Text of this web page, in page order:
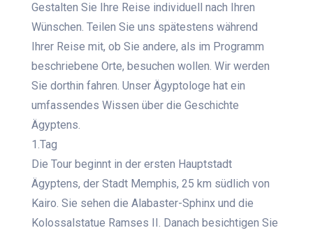
Gestalten Sie Ihre Reise individuell nach Ihren
Wünschen. Teilen Sie uns spätestens während
Ihrer Reise mit, ob Sie andere, als im Programm
beschriebene Orte, besuchen wollen. Wir werden
Sie dorthin fahren. Unser Ägyptologe hat ein
umfassendes Wissen über die Geschichte
Ägyptens.
1.Tag
Die Tour beginnt in der ersten Hauptstadt
Ägyptens, der Stadt Memphis, 25 km südlich von
Kairo. Sie sehen die Alabaster-Sphinx und die
Kolossalstatue Ramses II. Danach besichtigen Sie